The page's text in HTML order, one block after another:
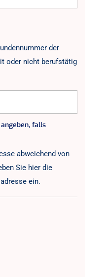
der
oder nicht berufstätig
falls
abweichend von
Sie hier die
ein.